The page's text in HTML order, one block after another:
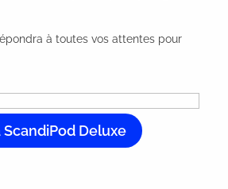
à toutes vos attentes pour
ScandiPod Deluxe